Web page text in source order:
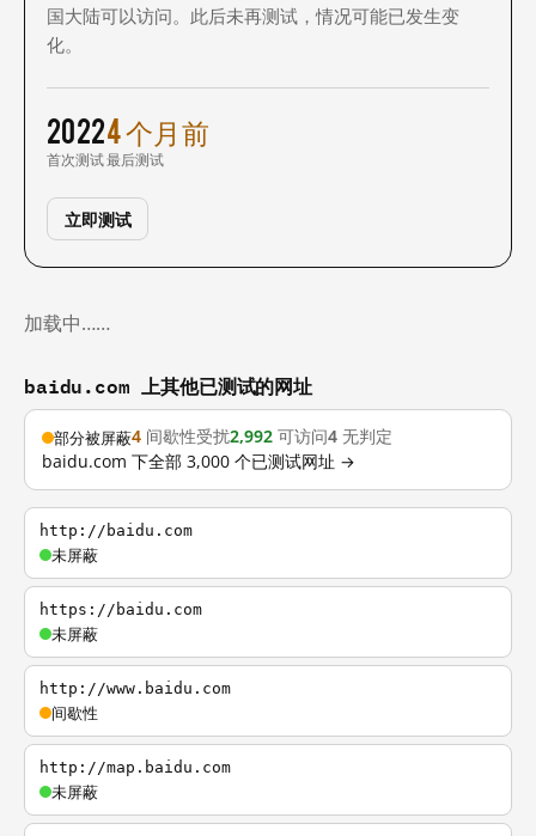
国大陆可以访问。此后未再测试，情况可能已发生变
化。
2022
首次测试
4 个月前
最后测试
立即测试
加载中……
baidu.com 上其他已测试的网址
部分被屏蔽4 间歇性受扰2,992 可访问4 无判定
baidu.com 下全部 3,000 个已测试网址 →
http://baidu.com
未屏蔽
https://baidu.com
未屏蔽
http://www.baidu.com
间歇性
http://map.baidu.com
未屏蔽